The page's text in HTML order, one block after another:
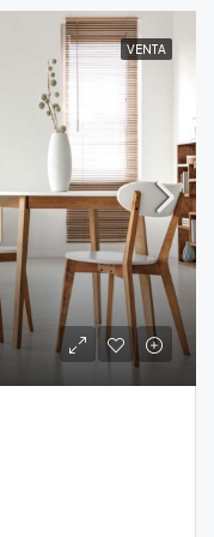
VENTA